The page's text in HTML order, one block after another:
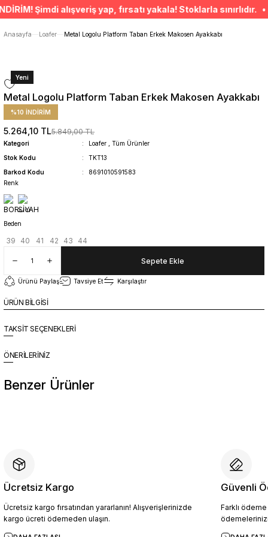
ÜCRETSİZ TESLİMAT İMKANI
SÜRDÜRÜLEBİLİR ÜRÜNLER
Anasayfa
Loafer Metal Logolu Platform Taban Erkek Makosen Ayakkabı
Yeni
Metal Logolu Platform Taban Erkek Makosen Ayakkabı
%10 İNDİRİM
5.264,10 TL5.849,00 TL
Kategori Loafer
Tüm Ürünler
Stok Kodu
TKT13
Barkod Kodu
8691010591583
Renk
Beden
39 40 41 42 43 44
Sepete Ekle
Ürünü Paylaş Tavsiye Et Karşılaştır
ÜRÜN BİLGİSİ
TAKSİT SEÇENEKLERİ
ÖNERİLERİNİZ
Benzer Ürünler
4.454,10 TL
4.949,00 TL
Sepete Ekle
Ücretsiz Kargo
Ücretsiz kargo fırsatından yararlanın! Alışverişlerinizde
kargo ücreti ödemeden ulaşın.
Güvenli
Farklı
Şimdi alışveriş yap, fırsatı yakala! Stoklarla